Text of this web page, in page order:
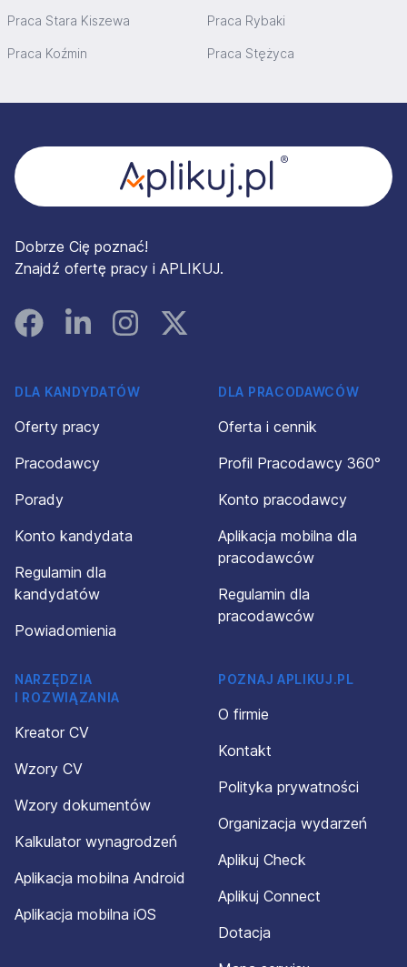
Praca Stara Kiszewa Praca Rybaki
Praca Koźmin Praca Stężyca
Dobrze Cię poznać!
Znajdź ofertę pracy i APLIKUJ.
FacebookLinked InInstagramInstagram
DLA KANDYDATÓW
Oferty pracy
Pracodawcy
Porady
Konto kandydata
Regulamin dla
kandydatów
Powiadomienia
DLA PRACODAWCÓW
Oferta i cennik
Profil Pracodawcy 360°
Konto pracodawcy
Aplikacja mobilna dla
pracodawców
Regulamin dla
pracodawców
NARZĘDZIA
I ROZWIĄZANIA
Kreator CV
Wzory CV
Wzory dokumentów
Kalkulator wynagrodzeń
Aplikacja mobilna Android
Aplikacja mobilna iOS
POZNAJ APLIKUJ.PL
O firmie
Kontakt
Polityka prywatności
Organizacja wydarzeń
Aplikuj Check
Aplikuj Connect
Dotacja